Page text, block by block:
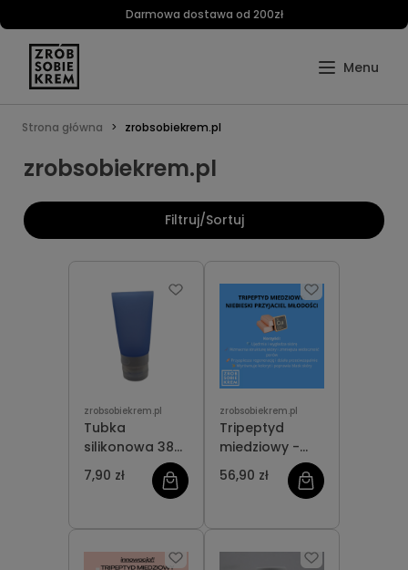
Darmowa dostawa od 200zł
Strona główna zrobsobiekrem.pl
zrobsobiekrem.pl
Filtruj/Sortuj
zrobsobiekrem.pl
Tubka
silikonowa 38
ml
7,90 zł
zrobsobiekrem.pl
Tripeptyd
miedziowy -
proszek
56,90 zł